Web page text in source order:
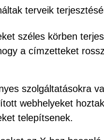
terveik
széles körben
a címzetteket
szolgáltatásokra
webhelyeket
telepítsenek.